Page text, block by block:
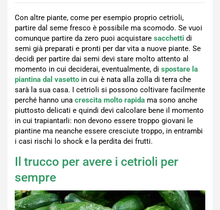
Con altre piante, come per esempio proprio cetrioli,
partire dal seme fresco è possibile ma scomodo. Se vuoi
comunque partire da zero puoi acquistare sacchetti di
semi già preparati e pronti per dar vita a nuove piante. Se
decidi per partire dai semi devi stare molto attento al
momento in cui deciderai, eventualmente, di spostare la
piantina dal vasetto in cui è nata alla zolla di terra che
sarà la sua casa. I cetrioli si possono coltivare facilmente
perché hanno una crescita molto rapida ma sono anche
piuttosto delicati e quindi devi calcolare bene il momento
in cui trapiantarli: non devono essere troppo giovani le
piantine ma neanche essere cresciute troppo, in entrambi
i casi rischi lo shock e la perdita dei frutti.
Il trucco per avere i cetrioli per
sempre